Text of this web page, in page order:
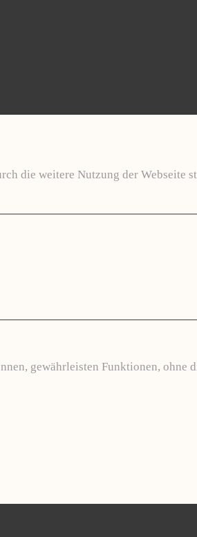
die weitere Nutzung der Webseite
gewährleisten Funktionen, ohne